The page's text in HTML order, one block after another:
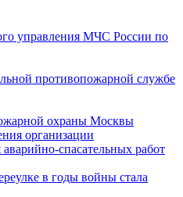
управления МЧС России по
противопожарной службе
охраны Москвы
организации
спасательных работ
в годы войны стала